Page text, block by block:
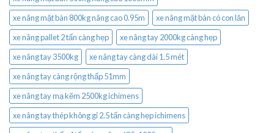
xe nâng mặt bàn 800kg nâng cao 0.95m
xe nâng mặt bàn có con lăn
xe nâng pallet 2 tấn càng hẹp
xe nâng tay 2000kg càng hẹp
xe nâng tay 3500kg
xe nâng tay càng dài 1.5 mét
xe nâng tay càng rộng thấp 51mm
xe nâng tay mạ kẽm 2500kg ichimens
xe nâng tay thép không gỉ 2.5 tấn càng hẹp ichimens